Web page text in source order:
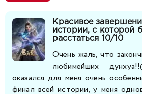
Красивое
истории, с которой
расстаться 10/10
Очень жаль, что
любимейших
оказался для меня очень
финал всей истории, у меня